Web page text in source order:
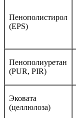
Пенополистирол
(EPS)
Пенополиуретан
(PUR, PIR)
Эковата
(целлюлоза)